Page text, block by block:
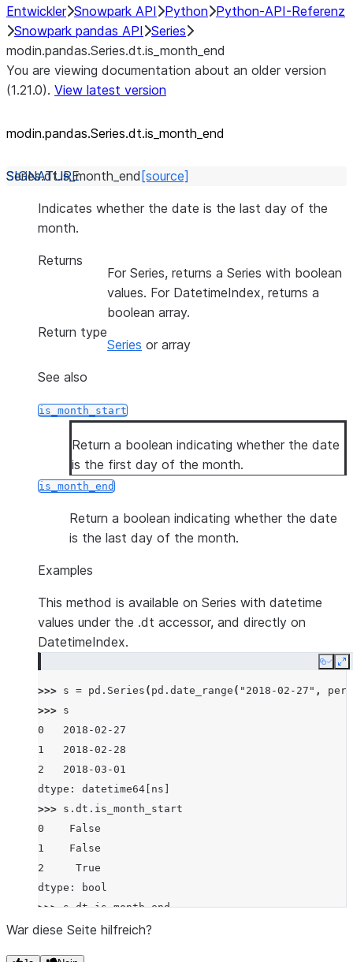
Entwickler Snowpark API Python Python-API-Referenz
Snowpark pandas API Series
modin.pandas.Series.dt.is_month_end
You are viewing documentation about an older version
(1.21.0). View latest version
modin.pandas.Series.dt.is_ month_ end
Series.dt.is_month_end [source]
Indicates whether the date is the last day of the
month.
Returns
For Series, returns a Series with boolean
values. For DatetimeIndex, returns a
boolean array.
Return type
Series or array
See also
is_month_start
Return a boolean indicating whether the date
is the first day of the month.
is_month_end
Return a boolean indicating whether the date
is the last day of the month.
Examples
This method is available on Series with datetime
values under the .dt accessor, and directly on
DatetimeIndex.
Copy
>>> s = pd . Series ( pd . date_range ( "2018-02-27" ,
>>> s
0   2018-02-27
1   2018-02-28
2   2018-03-01
dtype: datetime64[ns]
>>> s . dt . is_month_start
0    False
1    False
2     True
dtype: bool
>>> s.dt.is_month_end
0    False
War diese Seite hilfreich?